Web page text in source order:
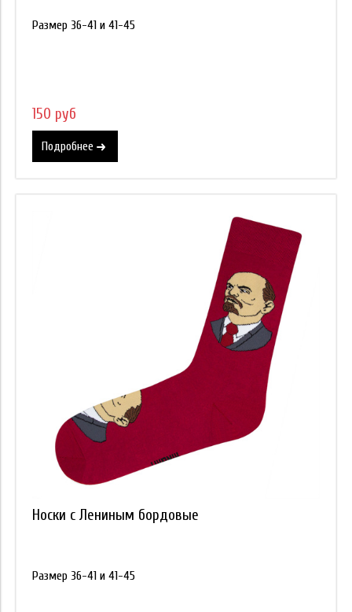
Размер 36-41 и 41-45
150 руб
Подробнее
Носки с Лениным бордовые
Размер 36-41 и 41-45